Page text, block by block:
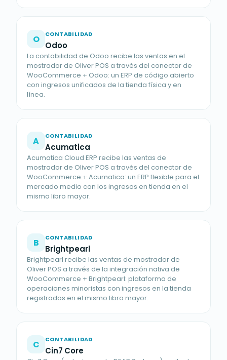
O CONTABILIDAD
Odoo
La contabilidad de Odoo recibe las ventas en el
mostrador de Oliver POS a través del conector de
WooCommerce + Odoo: un ERP de código abierto
con ingresos unificados de la tienda física y en
línea.
A CONTABILIDAD
Acumatica
Acumatica Cloud ERP recibe las ventas de
mostrador de Oliver POS a través del conector de
WooCommerce + Acumatica: un ERP flexible para el
mercado medio con los ingresos en tienda en el
mismo libro mayor.
B CONTABILIDAD
Brightpearl
Brightpearl recibe las ventas de mostrador de
Oliver POS a través de la integración nativa de
WooCommerce + Brightpearl: plataforma de
operaciones minoristas con ingresos en la tienda
registrados en el mismo libro mayor.
C CONTABILIDAD
Cin7 Core